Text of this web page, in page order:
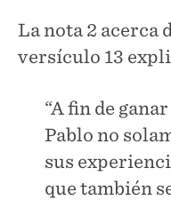
La nota 2 acerca
versículo 13
“A fin de
Pablo no
sus
que también